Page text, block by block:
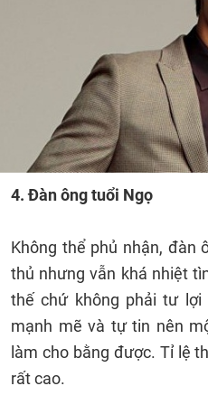
4. Đàn ông tuổi Ngọ
Không thể phủ nhận, đàn
thủ nhưng vẫn khá nhiệt
thế chứ không phải tư lợi
mạnh mẽ và tự tin nên
làm cho bằng được. Tỉ lệ
rất cao.